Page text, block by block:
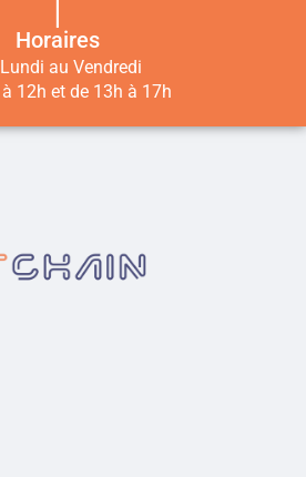
Horaires
au Vendredi
12h et de 13h à 17h